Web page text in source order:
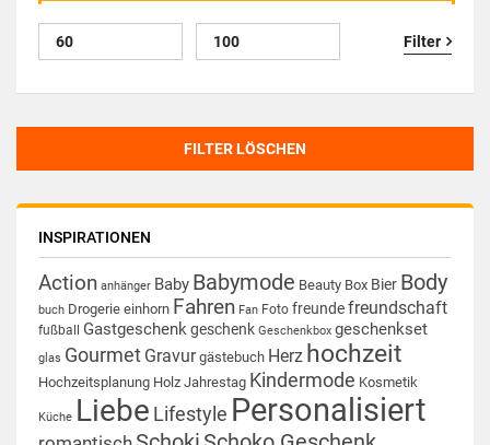
Filter
FILTER LÖSCHEN
INSPIRATIONEN
Action anhänger Baby Babymode Beauty Box Bier Body
buch Drogerie einhorn Fahren Fan Foto freundefreundschaft
fußball Gastgeschenkgeschenk Geschenkbox geschenkset
glas Gourmet Gravur gästebuch Herz hochzeit
Hochzeitsplanung Holz Jahrestag Kindermode Kosmetik
Küche Liebe Lifestyle Personalisiert